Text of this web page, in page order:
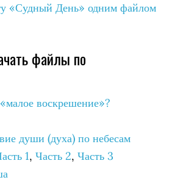
«Судный День» одним файлом
файлы по
воскрешение»?
души (духа) по небесам
1,Часть 2,Часть 3